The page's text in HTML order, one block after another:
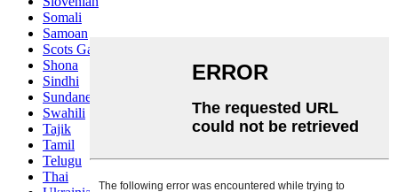
Somali
Samoan
Scots Gaelic
Shona
Sindhi
Sundanese
Swahili
Tajik
Tamil
Telugu
Thai